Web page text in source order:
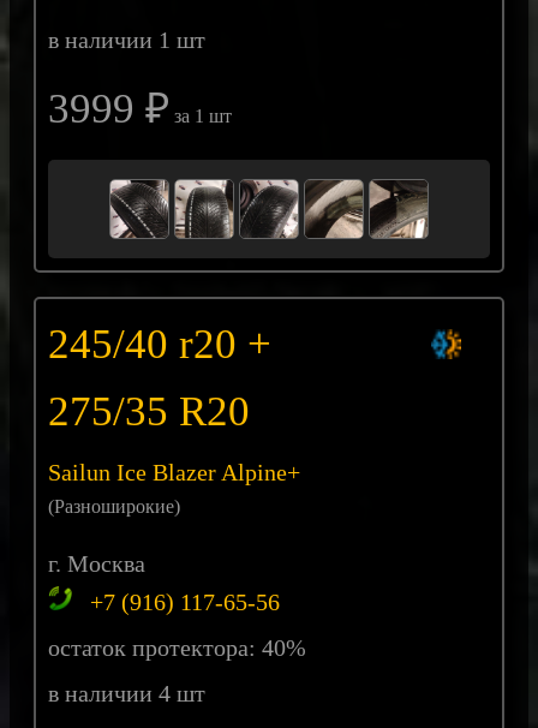
в наличии 1 шт
3999 ₽ за 1 шт
245/40 r20 +
275/35 R20
Sailun Ice Blazer Alpine+
(Разноширокие)
г. Москва
+7 (916) 117-65-56
остаток протектора: 40%
в наличии 4 шт